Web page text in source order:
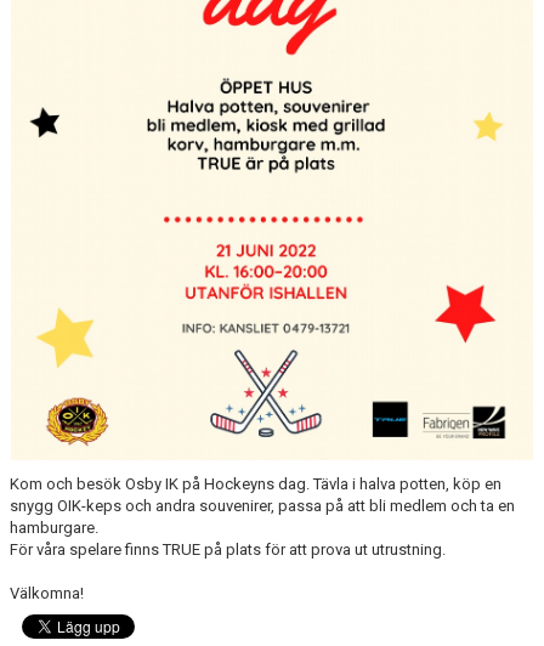
Kom och besök Osby IK på Hockeyns dag. Tävla i halva potten, köp en
snygg OIK-keps och andra souvenirer, passa på att bli medlem och ta en
hamburgare.
För våra spelare finns TRUE på plats för att prova ut utrustning.
Välkomna!